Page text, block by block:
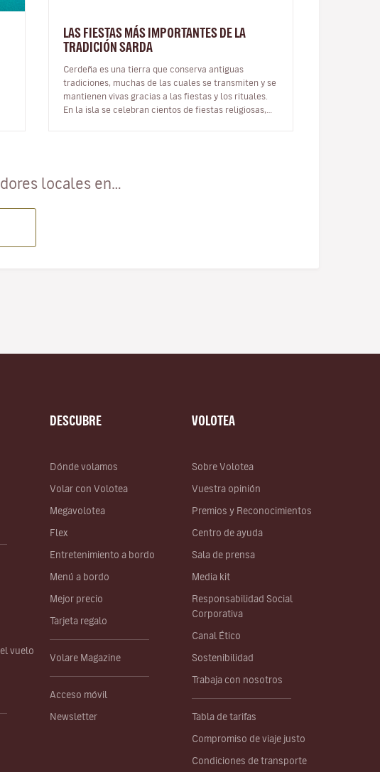
LAS FIESTAS MÁS IMPORTANTES DE LA
TRADICIÓN SARDA
Cerdeña es una tierra que conserva antiguas
tradiciones, muchas de las cuales se transmiten y se
mantienen vivas gracias a las fiestas y los rituales.
En la isla se celebran cientos de fiestas religiosas,
locales en…
vuelo
DESCUBRE
Dónde volamos
Volar con Volotea
Megavolotea
Flex
Entretenimiento a bordo
Menú a bordo
Mejor precio
Tarjeta regalo
Volare Magazine
Acceso móvil
Newsletter
VOLOTEA
Sobre Volotea
Vuestra opinión
Premios y Reconocimientos
Centro de ayuda
Sala de prensa
Media kit
Responsabilidad Social
Corporativa
Canal Ético
Sostenibilidad
Trabaja con nosotros
Tabla de tarifas
Compromiso de viaje justo
Condiciones de transporte